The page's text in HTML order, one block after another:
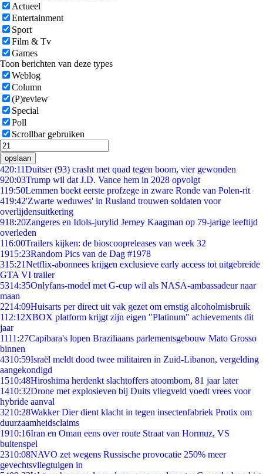
Actueel
Entertainment
Sport
Film & Tv
Games
Toon berichten van deze types
Weblog
Column
(P)review
Special
Poll
Scrollbar gebruiken
opslaan
420:11Duitser (93) crasht met quad tegen boom, vier gewonden
920:03Trump wil dat J.D. Vance hem in 2028 opvolgt
119:50Lemmen boekt eerste profzege in zware Ronde van Polen-rit
419:42'Zwarte weduwes' in Rusland trouwen soldaten voor
overlijdensuitkering
918:20Zangeres en Idols-jurylid Jerney Kaagman op 79-jarige leeftijd
overleden
116:00Trailers kijken: de bioscoopreleases van week 32
1915:23Random Pics van de Dag #1978
315:21Netflix-abonnees krijgen exclusieve early access tot uitgebreide
GTA VI trailer
5314:35Onlyfans-model met G-cup wil als NASA-ambassadeur naar
maan
2214:09Huisarts per direct uit vak gezet om ernstig alcoholmisbruik
112:12XBOX platform krijgt zijn eigen "Platinum" achievements dit
jaar
1111:27Capibara's lopen Braziliaans parlementsgebouw Mato Grosso
binnen
4310:59Israël meldt dood twee militairen in Zuid-Libanon, vergelding
aangekondigd
1510:48Hiroshima herdenkt slachtoffers atoombom, 81 jaar later
1410:32Drone met explosieven bij Duits vliegveld voedt vrees voor
hybride aanval
3210:28Wakker Dier dient klacht in tegen insectenfabriek Protix om
duurzaamheidsclaims
1910:16Iran en Oman eens over route Straat van Hormuz, VS
buitenspel
2310:08NAVO zet wegens Russische provocatie 250% meer
gevechtsvliegtuigen in